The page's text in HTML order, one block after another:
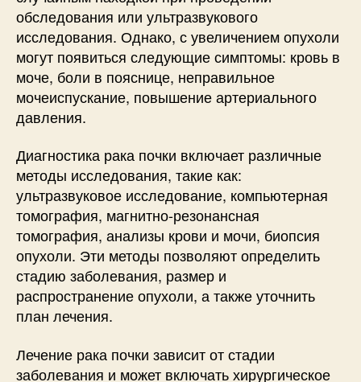
обследования или ультразвукового
исследования. Однако, с увеличением опухоли
могут появиться следующие симптомы: кровь в
моче, боли в пояснице, неправильное
мочеиспускание, повышение артериального
давления.
Диагностика рака почки включает различные
методы исследования, такие как:
ультразвуковое исследование, компьютерная
томография, магнитно-резонансная
томография, анализы крови и мочи, биопсия
опухоли. Эти методы позволяют определить
стадию заболевания, размер и
распространение опухоли, а также уточнить
план лечения.
Лечение рака почки зависит от стадии
заболевания и может включать хирургическое